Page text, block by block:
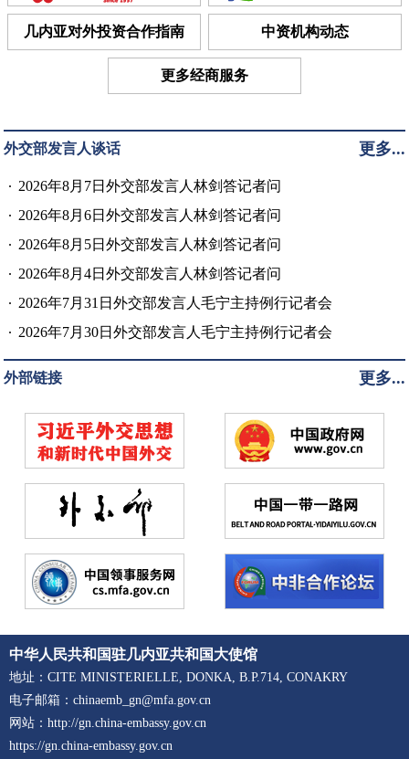
几内亚对外投资合作指南 中资机构动态
更多经商服务
外交部发言人谈话 更多...
2026年8月7日外交部发言人林剑答记者问
2026年8月6日外交部发言人林剑答记者问
2026年8月5日外交部发言人林剑答记者问
2026年8月4日外交部发言人林剑答记者问
2026年7月31日外交部发言人毛宁主持例行记者会
2026年7月30日外交部发言人毛宁主持例行记者会
外部链接 更多...
中华人民共和国驻几内亚共和国大使馆
地址：CITE MINISTERIELLE, DONKA, B.P.714, CONAKRY
电子邮箱：chinaemb_gn@mfa.gov.cn
网站：http://gn.china-embassy.gov.cn
https://gn.china-embassy.gov.cn